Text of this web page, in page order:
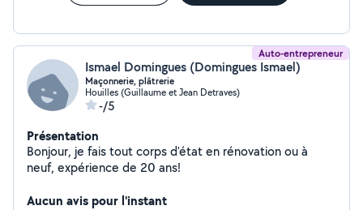
Auto-entrepreneur
Ismael Domingues (Domingues Ismael)
Maçonnerie, plâtrerie
Houilles (Guillaume et Jean Detraves)
-/5
Présentation
Bonjour, je fais tout corps d'état en rénovation ou à
neuf, expérience de 20 ans!
Aucun avis pour l'instant